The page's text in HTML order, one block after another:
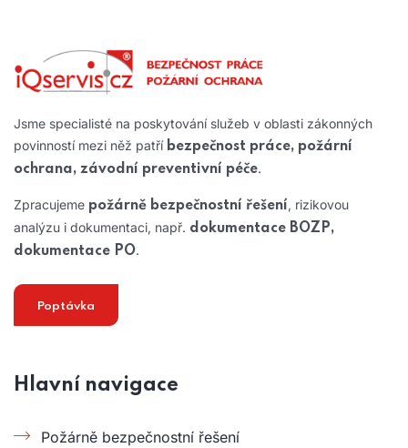
Jsme specialisté na poskytování služeb v oblasti zákonných
povinností mezi něž patří bezpečnost práce, požární
ochrana, závodní preventivní péče.
Zpracujeme požárně bezpečnostní řešení, rizikovou
analýzu i dokumentaci, např. dokumentace BOZP,
dokumentace PO.
Poptávka
Hlavní navigace
Požárně bezpečnostní řešení